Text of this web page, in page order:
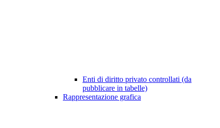
Enti di diritto privato controllati (da
pubblicare in tabelle)
Rappresentazione grafica